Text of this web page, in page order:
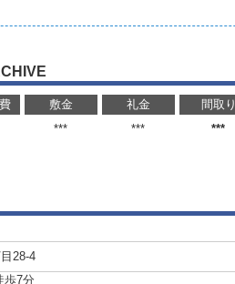
敷金 礼金 間取り
*** *** ***
28-4
歩7分